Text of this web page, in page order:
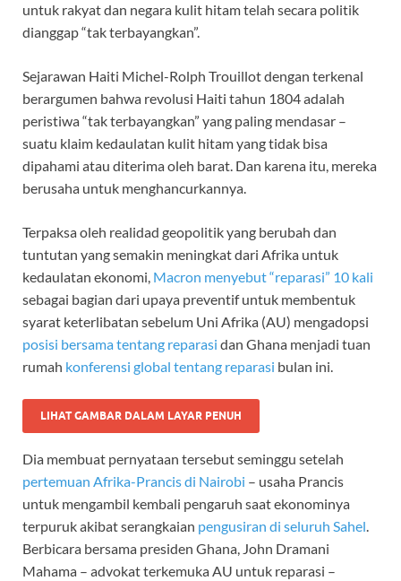
untuk rakyat dan negara kulit hitam telah secara politik
dianggap “tak terbayangkan”.
Sejarawan Haiti Michel-Rolph Trouillot dengan terkenal
berargumen bahwa revolusi Haiti tahun 1804 adalah
peristiwa “tak terbayangkan” yang paling mendasar –
suatu klaim kedaulatan kulit hitam yang tidak bisa
dipahami atau diterima oleh barat. Dan karena itu, mereka
berusaha untuk menghancurkannya.
Terpaksa oleh realidad geopolitik yang berubah dan
tuntutan yang semakin meningkat dari Afrika untuk
kedaulatan ekonomi, Macron menyebut “reparasi” 10 kali
sebagai bagian dari upaya preventif untuk membentuk
syarat keterlibatan sebelum Uni Afrika (AU) mengadopsi
posisi bersama tentang reparasi dan Ghana menjadi tuan
rumah konferensi global tentang reparasi bulan ini.
LIHAT GAMBAR DALAM LAYAR PENUH
Dia membuat pernyataan tersebut seminggu setelah
pertemuan Afrika-Prancis di Nairobi – usaha Prancis
untuk mengambil kembali pengaruh saat ekonominya
terpuruk akibat serangkaian pengusiran di seluruh Sahel.
Berbicara bersama presiden Ghana, John Dramani
Mahama – advokat terkemuka AU untuk reparasi –